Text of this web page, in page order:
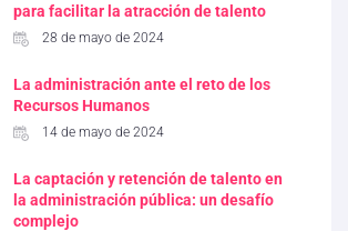
para facilitar la atracción de talento
28 de mayo de 2024
La administración ante el reto de los
Recursos Humanos
14 de mayo de 2024
La captación y retención de talento en
la administración pública: un desafío
complejo